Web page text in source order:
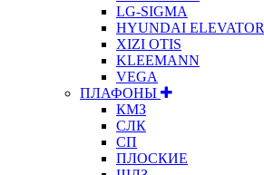
LG-SIGMA
HYUNDAI ELEVATOR
XIZI OTIS
KLEEMANN
VEGA
ПЛАФОНЫ
КМЗ
СЛК
СП
ПЛОСКИЕ